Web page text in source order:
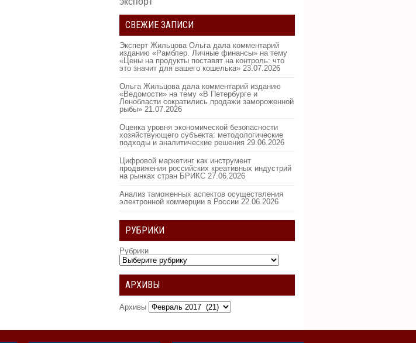
СВЕЖИЕ ЗАПИСИ
Эксперт Жильцова Ольга дала комментарий
изданию «Рамблер. Личные финансы» на тему
«Цены на продукты поставят на контроль: что
это значит для вашего кошелька» 23.07.2026
Ольга Жильцова дала комментарий изданию
«Ведомости» на тему «В Петербурге и
Ленобласти сократились продажи замороженной
рыбы» 21.07.2026
Оценка уровня экономической безопасности
хозяйствующего субъекта: методологические
подходы и аналитические решения 29.06.2026
Цифровой маркетинг как инструмент
продвижения российских креативных индустрий
на рынках стран БРИКС 27.06.2026
Анализ таможенных аспектов осуществления
электронной коммерции в России 22.06.2026
РУБРИКИ
Рубрики
АРХИВЫ
Архивы